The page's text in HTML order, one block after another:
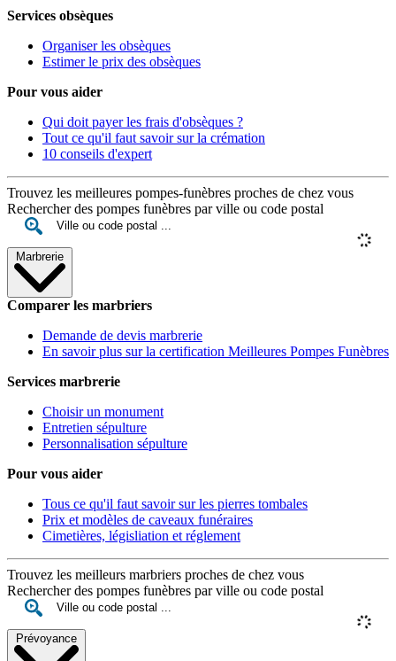
Services obsèques
Organiser les obsèques
Estimer le prix des obsèques
Pour vous aider
Qui doit payer les frais d'obsèques ?
Tout ce qu'il faut savoir sur la crémation
10 conseils d'expert
Trouvez les meilleures pompes-funèbres proches de chez vous
Rechercher des pompes funèbres par ville ou code postal
Marbrerie
Comparer les marbriers
Demande de devis marbrerie
En savoir plus sur la certification Meilleures Pompes Funèbres
Services marbrerie
Choisir un monument
Entretien sépulture
Personnalisation sépulture
Pour vous aider
Tous ce qu'il faut savoir sur les pierres tombales
Prix et modèles de caveaux funéraires
Cimetières, législiation et réglement
Trouvez les meilleurs marbriers proches de chez vous
Rechercher des pompes funèbres par ville ou code postal
Prévoyance